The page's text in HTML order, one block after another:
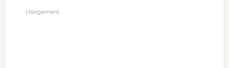
chargement…